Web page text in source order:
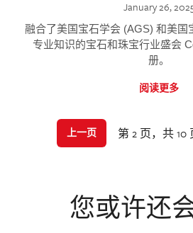
January 26,
融合了美国宝石学会 (AGS) 和美国
专业知识的宝石和珠宝行业盛会
册。
阅读更多
上一页 第 2 页，共 10
您或许还